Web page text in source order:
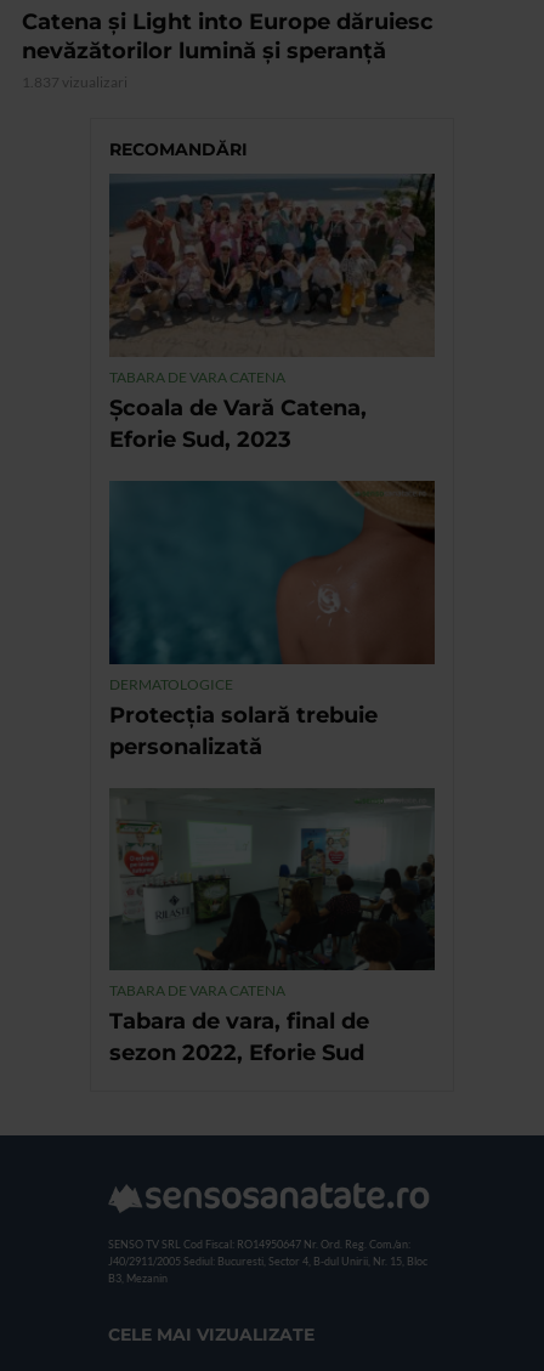
Catena și Light into Europe dăruiesc
nevăzătorilor lumină și speranță
1.837 vizualizari
RECOMANDĂRI
TABARA DE VARA CATENA
Școala de Vară Catena,
Eforie Sud, 2023
DERMATOLOGICE
Protecția solară trebuie
personalizată
TABARA DE VARA CATENA
Tabara de vara, final de
sezon 2022, Eforie Sud
SENSO TV SRL Cod Fiscal: RO14950647 Nr. Ord. Reg. Com./an:
J40/2911/2005 Sediul: Bucuresti, Sector 4, B-dul Unirii, Nr. 15, Bloc
B3, Mezanin
CELE MAI VIZUALIZATE